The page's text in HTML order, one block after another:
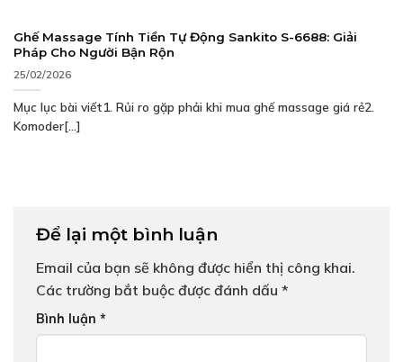
Ghế Massage Tính Tiền Tự Động Sankito S-6688: Giải
Pháp Cho Người Bận Rộn
25/02/2026
Mục lục bài viết1. Rủi ro gặp phải khi mua ghế massage giá rẻ2.
Komoder[...]
Để lại một bình luận
Email của bạn sẽ không được hiển thị công khai.
Các trường bắt buộc được đánh dấu *
Bình luận *